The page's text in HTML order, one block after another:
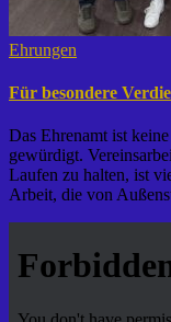
Ehrungen
Für besondere
Das Ehrenamt ist
gewürdigt.
Laufen zu halten, ist
Arbeit, die von